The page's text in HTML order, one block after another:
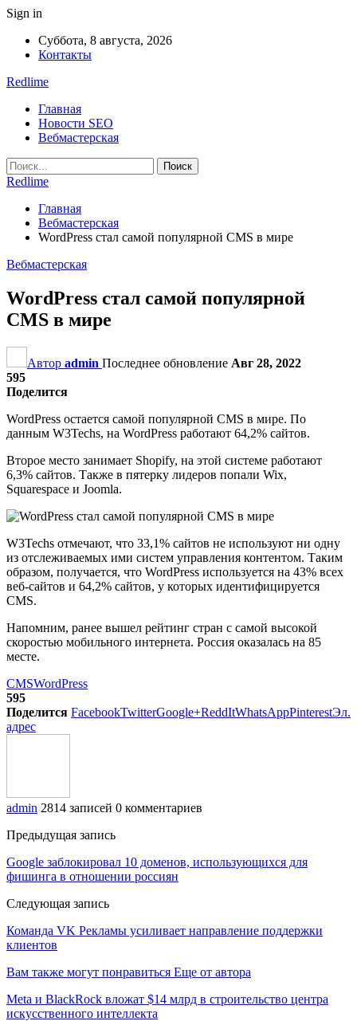
Sign in
Суббота, 8 августа, 2026
Контакты
Redlime
Главная
Новости SEO
Вебмастерская
Redlime
Главная
Вебмастерская
WordPress стал самой популярной CMS в мире
Вебмастерская
WordPress стал самой популярной
CMS в мире
Автор admin Последнее обновление Авг 28, 2022
595
Поделится
WordPress остается самой популярной CMS в мире. По
данным W3Techs, на WordPress работают 64,2% сайтов.
Второе место занимает Shopify, на этой системе работают
6,3% сайтов. Также в пятерку лидеров попали Wix,
Squarespace и Joomla.
W3Techs отмечают, что 33,1% сайтов не используют ни одну
из отслеживаемых ими систем управления контентом. Таким
образом, получается, что WordPress используется на 43% всех
веб-сайтов и 64,2% сайтов, у которых идентифицируется
CMS.
Напомним, ранее вышел рейтинг стран с самой высокой
скоростью мобильного интернета. Россия оказалась на 85
месте.
CMSWordPress
595
Поделится FacebookTwitterGoogle+ReddItWhatsAppPinterestЭл.
адрес
admin 2814 записей 0 комментариев
Предыдущая запись
Google заблокировал 10 доменов, использующихся для
фишинга в отношении россиян
Следующая запись
Команда VK Рекламы усиливает направление поддержки
клиентов
Вам также могут понравиться Еще от автора
Meta и BlackRock вложат $14 млрд в строительство центра
искусственного интеллекта